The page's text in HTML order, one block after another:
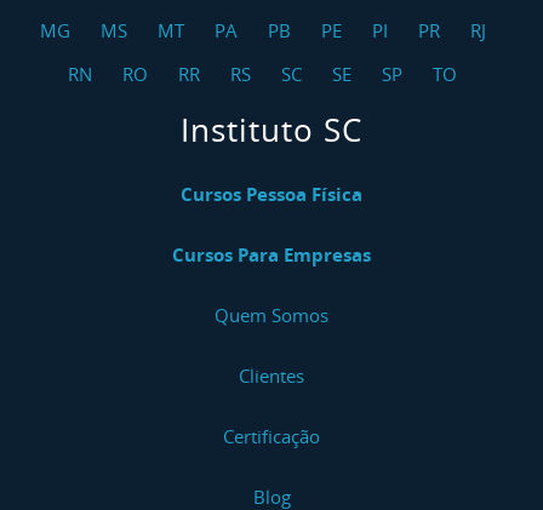
MG
MS MT PA PB PE PI PR
RJ
RN
RO RR RS SC SE SP TO
Instituto SC
Cursos Pessoa Física
Cursos Para Empresas
Quem Somos
Clientes
Certificação
Blog